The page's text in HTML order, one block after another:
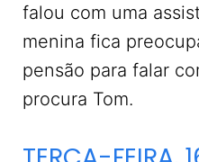
falou com uma
menina fica
pensão para falar
procura Tom.